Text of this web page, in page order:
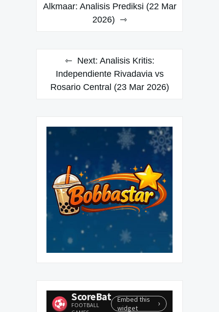
pos
Alkmaar: Analisis Prediksi (22 Mar
2026)
Next: Analisis Kritis:
Independiente Rivadavia vs
Rosario Central (23 Mar 2026)